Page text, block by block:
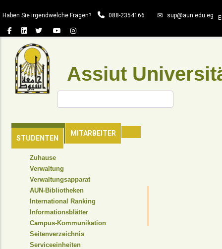
zum
Inhalt
Haben Sie irgendwelche Fragen? 088-2354166 sup@aun.edu.eg
Assiut
MITARBEITER
STUDENTEN
Suche
HEADER
NAVIGATION
Zuhause
Verwaltung
Verwaltungsapparat
AUN-Bibliotheken
International Ranking
Informationsblätter
Campus-Kommunikation
Seitenverzeichnis
Serviceeinheiten